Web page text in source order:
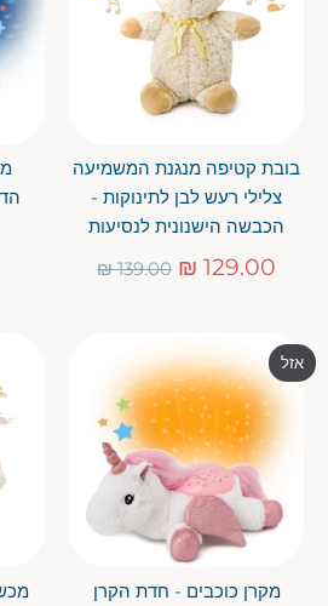
בובת קטיפה מנגנת המשמיעה
צלילי רעש לבן לתינוקות -
הכבשה הישנונית לנסיעות
129.00 ₪
מחיר
139.00 ₪
מקרן כוכבים - חדת הקרן
אזל